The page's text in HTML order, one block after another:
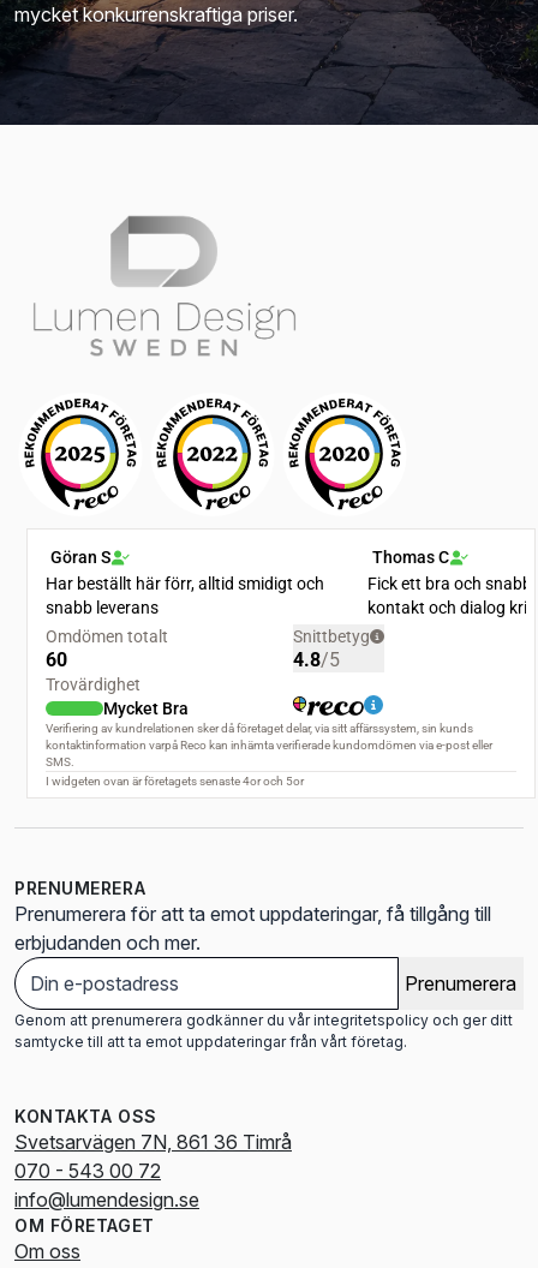
mycket konkurrenskraftiga priser.
PRENUMERERA
Prenumerera för att ta emot uppdateringar, få tillgång till
erbjudanden och mer.
Prenumerera
Genom att prenumerera godkänner du vår integritetspolicy och ger ditt
samtycke till att ta emot uppdateringar från vårt företag.
KONTAKTA OSS
Svetsarvägen 7N, 861 36 Timrå
070 - 543 00 72
info@lumendesign.se
OM FÖRETAGET
Om oss